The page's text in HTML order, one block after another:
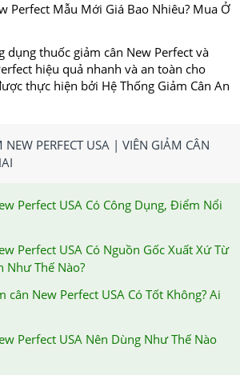
Perfect Mẫu Mới Giá Bao Nhiêu? Mua Ở
dụng thuốc giảm cân New Perfect và
hiệu quả nhanh và an toàn cho
thực hiện bởi Hệ Thống Giảm Cân An
PERFECT USA | VIÊN GIẢM CÂN
Perfect USA Có Công Dụng, Điểm Nổi
Perfect USA Có Nguồn Gốc Xuất Xứ Từ
Như Thế Nào?
cân New Perfect USA Có Tốt Không? Ai
Perfect USA Nên Dùng Như Thế Nào